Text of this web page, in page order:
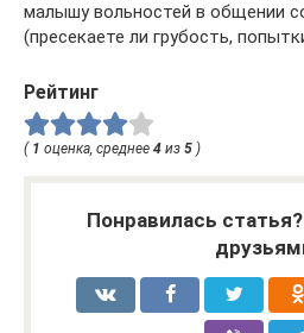
малышу вольностей в общении
(пресекаете ли грубость,
Рейтинг
( 1 оценка, среднее 4 из 5 )
Понравилась